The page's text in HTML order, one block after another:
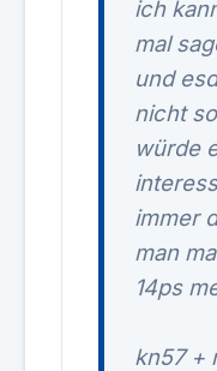
ich
mal
und
nicht
würde
immer
man
14ps
kn57 +